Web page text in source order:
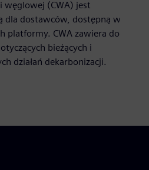
węglowej (CWA) jest
dla dostawców, dostępną w
platformy. CWA zawiera do
bieżących i
działań dekarbonizacji.